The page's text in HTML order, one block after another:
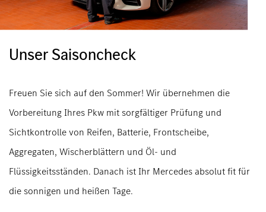
Unser Saisoncheck
Freuen Sie sich auf den Sommer! Wir übernehmen die
Vorbereitung Ihres Pkw mit sorgfältiger Prüfung und
Sichtkontrolle von Reifen, Batterie, Frontscheibe,
Aggregaten, Wischerblättern und Öl- und
Flüssigkeitsständen. Danach ist Ihr Mercedes absolut fit für
die sonnigen und heißen Tage.